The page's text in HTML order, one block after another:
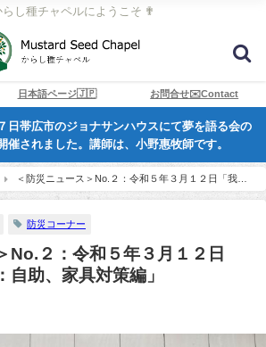
し種チャペルにようこそ ✟
日本語ページ🇯🇵 お問合せ✉️Contact
日帯広市のジョナサンハウスにて夢を語る会の
催されました。講師は、小野惠牧師です。
＜防災ニュース＞No.２：令和５年３月１２日「我が
」
防災コーナー
No.２：令和５年３月１２日
自助、家具対策編」